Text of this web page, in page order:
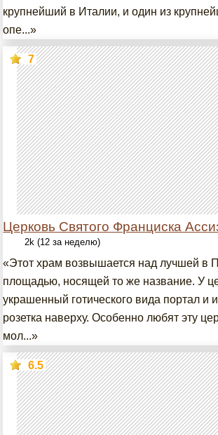
крупнейший в Италии, и один из
опе...»
Церковь Святого Франциска
7
2k (12 за неделю)
«Этот храм возвышается над лучшей в
площадью, носящей то же название. У
украшенный готического вида портал и
розетка наверху. Особенно любят эту
мол...»
6.5